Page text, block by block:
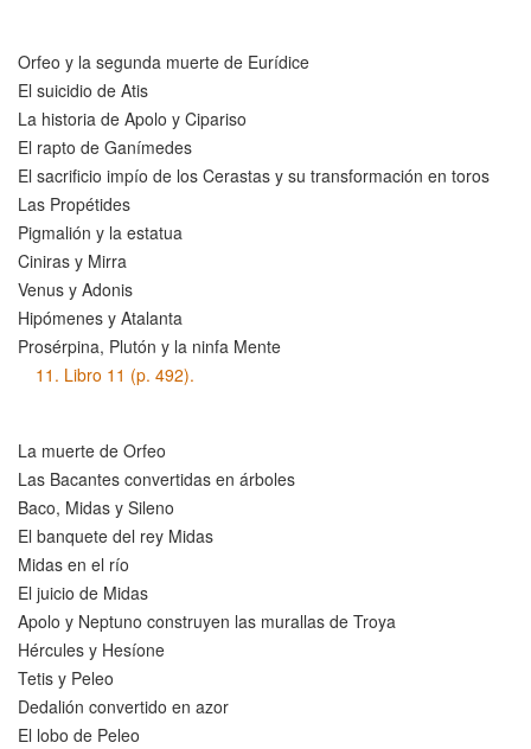
Orfeo y la segunda muerte de Eurídice
El suicidio de Atis
La historia de Apolo y Cipariso
El rapto de Ganímedes
El sacrificio impío de los Cerastas y su transformación en toros
Las Propétides
Pigmalión y la estatua
Ciniras y Mirra
Venus y Adonis
Hipómenes y Atalanta
Prosérpina, Plutón y la ninfa Mente
11. Libro 11 (p. 492).
La muerte de Orfeo
Las Bacantes convertidas en árboles
Baco, Midas y Sileno
El banquete del rey Midas
Midas en el río
El juicio de Midas
Apolo y Neptuno construyen las murallas de Troya
Hércules y Hesíone
Tetis y Peleo
Dedalión convertido en azor
El lobo de Peleo